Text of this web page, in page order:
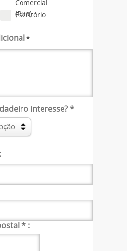
Comercial
(Rua)
Escritório
*
interesse? *
:
* :